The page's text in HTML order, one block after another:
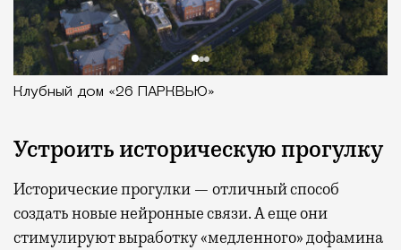
Клубный дом «26 ПАРКВЬЮ»
Устроить историческую прогулку
Исторические прогулки — отличный способ
создать новые нейронные связи. А еще они
стимулируют выработку «медленного» дофамина